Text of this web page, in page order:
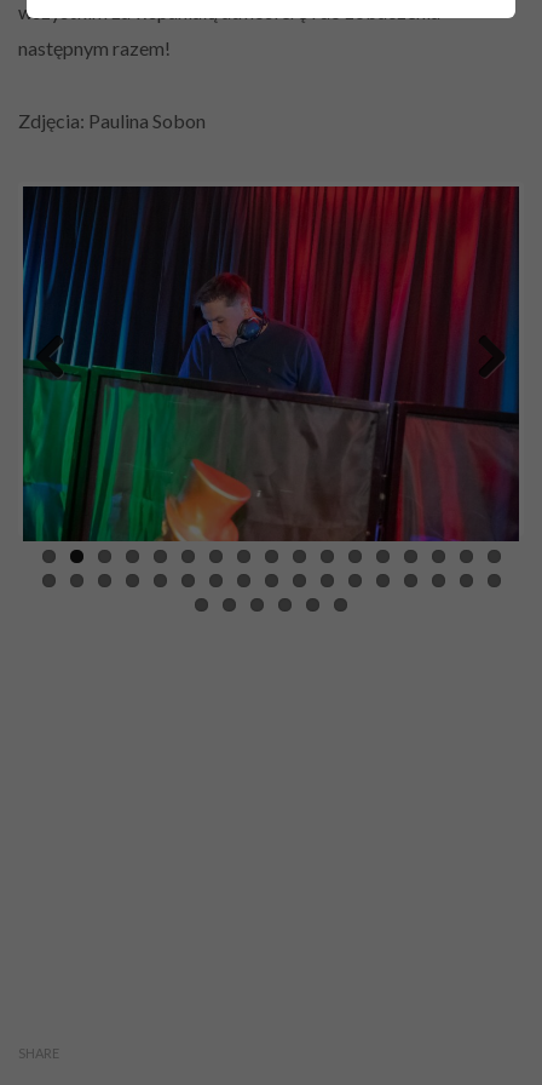
wszystkim za wspaniałą atmosferę i do zobaczenia
następnym razem!
Zdjęcia: Paulina Sobon
Previous
SHARE